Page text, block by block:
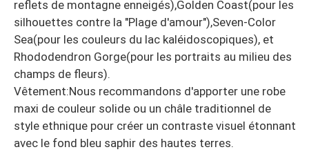
reflets de montagne enneigés),Golden Coast(pour les
silhouettes contre la "Plage d'amour"),Seven-Color
Sea(pour les couleurs du lac kaléidoscopiques), et
Rhododendron Gorge(pour les portraits au milieu des
champs de fleurs).
Vêtement:Nous recommandons d'apporter une robe
maxi de couleur solide ou un châle traditionnel de
style ethnique pour créer un contraste visuel étonnant
avec le fond bleu saphir des hautes terres.